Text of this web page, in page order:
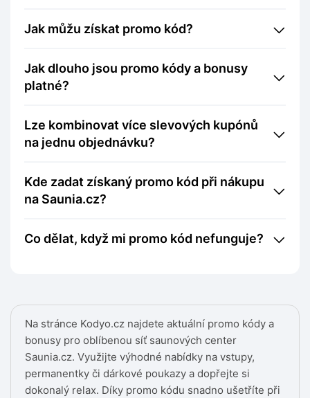
Na stránce Kodyo.cz najdete aktuální promo kódy a
bonusy pro oblíbenou síť saunových center
Saunia.cz. Využijte výhodné nabídky na vstupy,
permanentky či dárkové poukazy a dopřejte si
dokonalý relax. Díky promo kódu snadno ušetříte při
Jak můžu získat promo kód?
Jak dlouho jsou promo kódy a bonusy
platné?
Lze kombinovat více slevových kupónů
na jednu objednávku?
Kde zadat získaný promo kód při nákupu
na Saunia.cz?
Co dělat, když mi promo kód nefunguje?